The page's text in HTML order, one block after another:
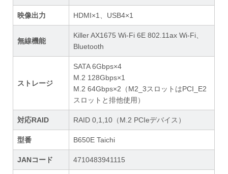
映像出力 HDMI×1、USB4×1
無線機能
Killer AX1675 Wi-Fi 6E 802.11ax Wi-Fi、
Bluetooth
ストレージ
SATA 6Gbps×4
M.2 128Gbps×1
M.2 64Gbps×2（M2_3スロットはPCI_E2
スロットと排他使用）
対応RAID RAID 0,1,10（M.2 PCIeデバイス）
型番 B650E Taichi
JANコード 4710483941115